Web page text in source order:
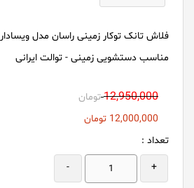
فلاش تانک توکار زمینی راسان مدل ویسادار
مناسب دستشویی زمینی - توالت ایرانی
12,950,000 تومان
12,000,000 تومان
تعداد :
+
-